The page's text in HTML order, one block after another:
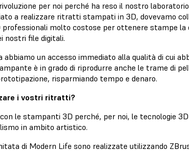
per noi perché ha reso il nostro
a realizzare ritratti stampati in 3D, dovevamo
molto costose per ottenere stampe la
nostri file digitali.
un accesso immediato alla qualità di cui
è in grado di riprodurre anche le trame di
risparmiando tempo e denaro.
i vostri ritratti?
le stampanti 3D perché, per noi, le tecnologie
in ambito artistico.